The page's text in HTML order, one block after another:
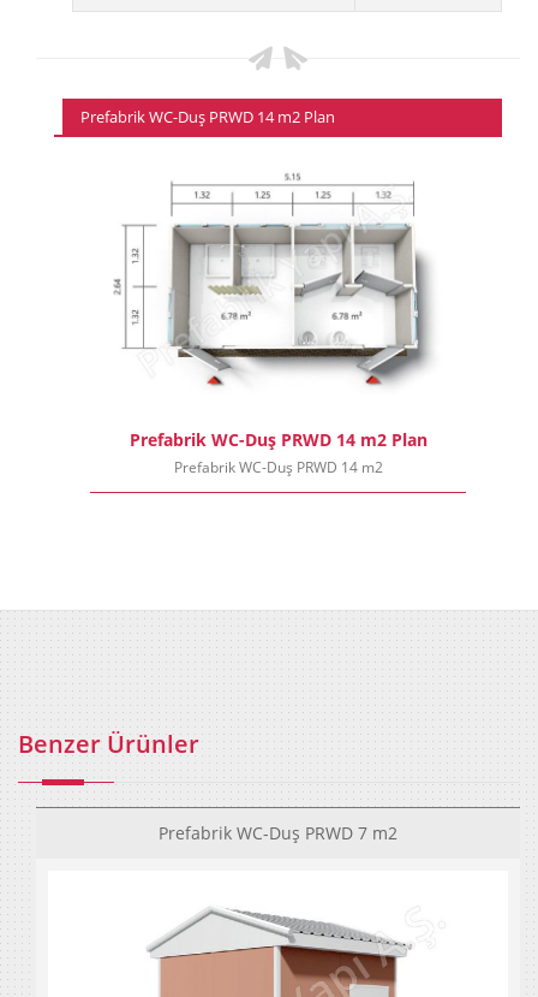
Prefabrik WC-Duş PRWD 14 m2 Plan
Prefabrik WC-Duş PRWD 14 m2 Plan
Prefabrik WC-Duş PRWD 14 m2
Benzer Ürünler
Prefabrik WC-Duş PRWD 7 m2